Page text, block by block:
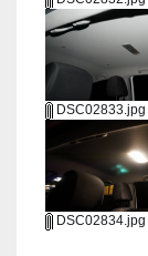
DSC02833.jpg
DSC02834.jpg